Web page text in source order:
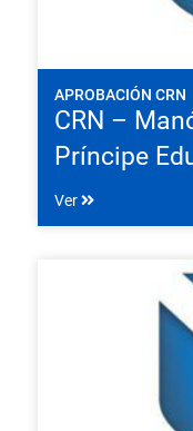
APROBACIÓN CRN
CRN –
Príncipe
Ver